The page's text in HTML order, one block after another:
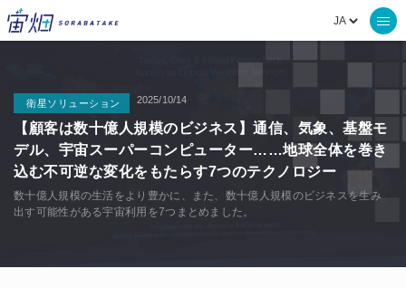
衛星ソリューション 2025/10/14
【顧客は数十億人規模のビジネス】通信、気象、基盤モ
デル、宇宙スーパーコンピューター……地球全体を巻き
込む不可逆な変化をもたらす7つのテクノロジー
数十億人規模の生活をより豊かに、また、数十億人規模のビジネスを生み
出す可能性がある宇宙利用を7つまとめました。